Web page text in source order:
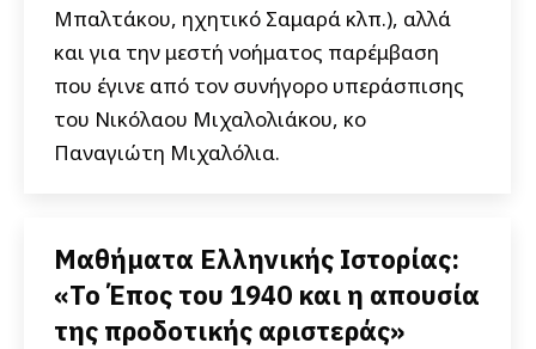
Μπαλτάκου, ηχητικό Σαμαρά κλπ.), αλλά
και για την μεστή νοήματος παρέμβαση
που έγινε από τον συνήγορο υπεράσπισης
του Νικόλαου Μιχαλολιάκου, κο
Παναγιώτη Μιχαλόλια.
Μαθήματα Ελληνικής Ιστορίας:
«Το Έπος του 1940 και η απουσία
της προδοτικής αριστεράς»